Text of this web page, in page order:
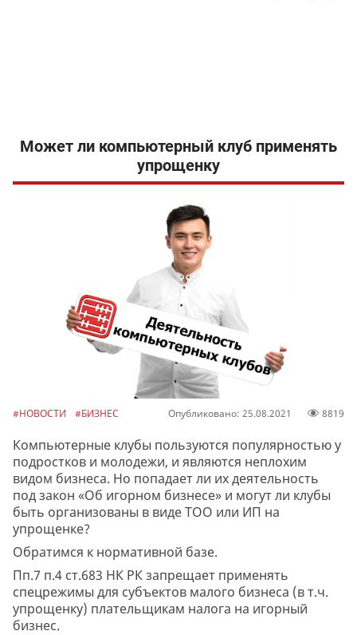
Может ли компьютерный клуб применять
упрощенку
#НОВОСТИ #БИЗНЕС Опубликовано: 25.08.2021 8819
Компьютерные клубы пользуются популярностью у
подростков и молодежи, и являются неплохим
видом бизнеса. Но попадает ли их деятельность
под закон «Об игорном бизнесе» и могут ли клубы
быть организованы в виде ТОО или ИП на
упрощенке?
Обратимся к нормативной базе.
Пп.7 п.4 ст.683 НК РК запрещает применять
спецрежимы для субъектов малого бизнеса (в т.ч.
упрощенку) плательщикам налога на игорный
бизнес.